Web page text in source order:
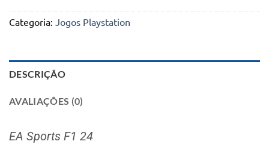
Categoria: Jogos Playstation
DESCRIÇÃO
AVALIAÇÕES (0)
EA Sports F1 24